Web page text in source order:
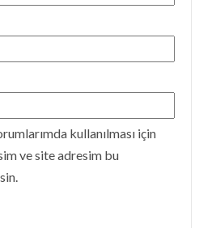
kullanılması için
ve site adresim bu